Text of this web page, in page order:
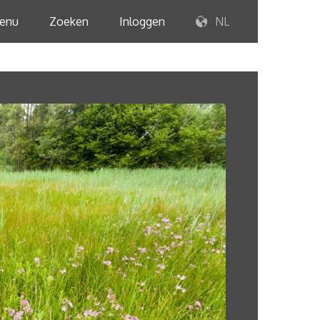
Zoeken Inloggen NL